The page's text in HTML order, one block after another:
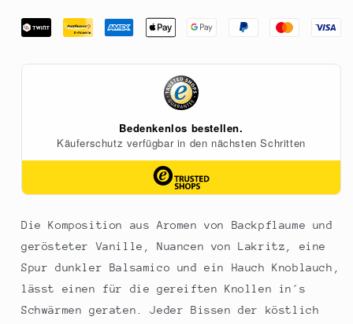
ohne
Schale
ohne
Schale
Die Komposition aus Aromen von Backpflaume und
gerösteter Vanille, Nuancen von Lakritz, eine
Spur dunkler Balsamico und ein Hauch Knoblauch,
lässt einen für die gereiften Knollen in´s
Schwärmen geraten. Jeder Bissen der köstlich